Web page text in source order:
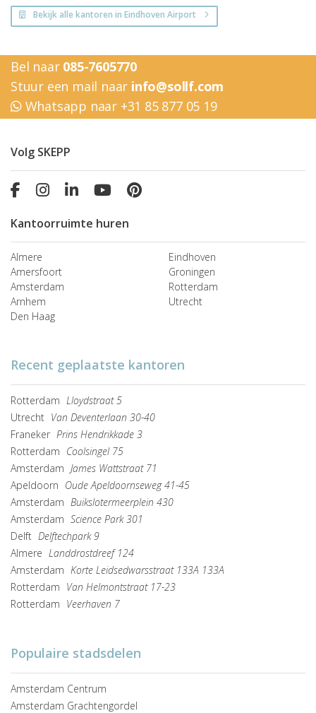
Bekijk alle kantoren in Eindhoven Airport
Bel naar 085-7605770
Stuur een mail naar info@sollf.com
Whatsapp naar +31 85 877 05 19
Volg SKEPP
Kantoorruimte huren
Almere
Amersfoort
Amsterdam
Arnhem
Den Haag
Eindhoven
Groningen
Rotterdam
Utrecht
Recent geplaatste kantoren
Rotterdam Lloydstraat 5
Utrecht Van Deventerlaan 30-40
Franeker Prins Hendrikkade 3
Rotterdam Coolsingel 75
Amsterdam James Wattstraat 71
Apeldoorn Oude Apeldoornseweg 41-45
Amsterdam Buikslotermeerplein 430
Amsterdam Science Park 301
Delft Delftechpark 9
Almere Landdrostdreef 124
Amsterdam Korte Leidsedwarsstraat 133A 133A
Rotterdam Van Helmontstraat 17-23
Rotterdam Veerhaven 7
Populaire stadsdelen
Amsterdam Centrum
Amsterdam Grachtengordel